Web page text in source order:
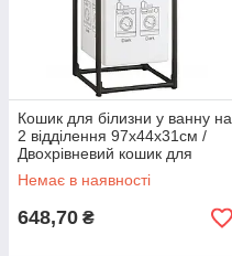
Кошик для білизни у ванну на
2 відділення 97х44х31см /
Двохрівневий кошик для
білизни (17059)
Немає в наявності
648,70 ₴